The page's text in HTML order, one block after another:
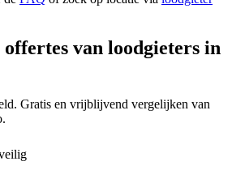
van loodgieters in
Gratis en vrijblijvend vergelijken van